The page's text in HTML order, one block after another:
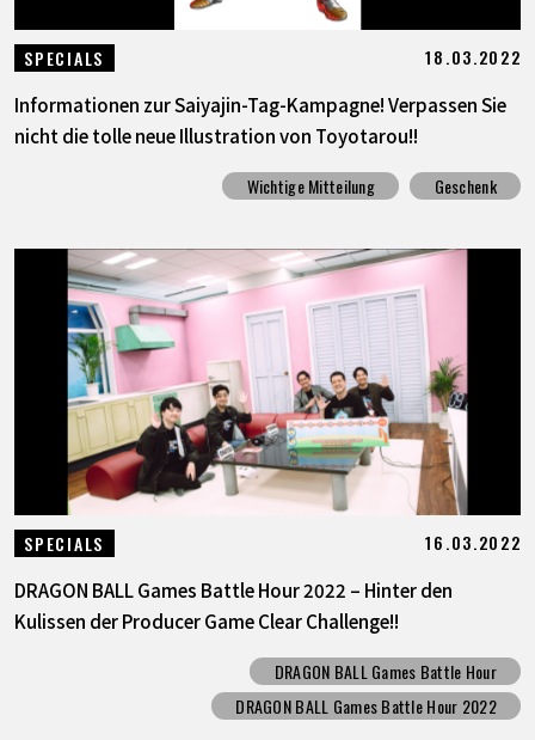
SPECIALS 18.03.2022
Informationen zur Saiyajin-Tag-Kampagne! Verpassen Sie
nicht die tolle neue Illustration von Toyotarou!!
Wichtige Mitteilung Geschenk
SPECIALS 16.03.2022
DRAGON BALL Games Battle Hour 2022 – Hinter den
Kulissen der Producer Game Clear Challenge!!
DRAGON BALL Games Battle Hour
DRAGON BALL Games Battle Hour 2022